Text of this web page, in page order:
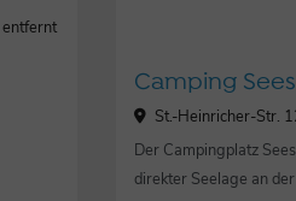
entfernt
Camping
St.-Heinricher-Str.
Der Campingplatz
direkter Seelage an